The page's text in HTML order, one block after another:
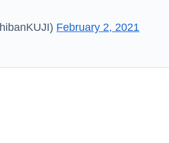
February 2, 2021